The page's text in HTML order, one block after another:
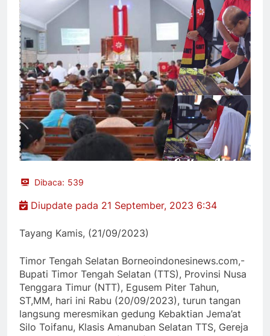
Dibaca: 539
Diupdate pada 21 September, 2023 6:34
Tayang Kamis, (21/09/2023)
Timor Tengah Selatan Borneoindonesinews.com,-
Bupati Timor Tengah Selatan (TTS), Provinsi Nusa
Tenggara Timur (NTT), Egusem Piter Tahun,
ST,MM, hari ini Rabu (20/09/2023), turun tangan
langsung meresmikan gedung Kebaktian Jema’at
Silo Toifanu, Klasis Amanuban Selatan TTS, Gereja